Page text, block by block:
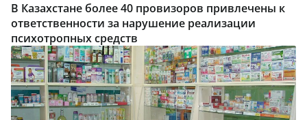
В Казахстане более 40 провизоров привлечены к
ответственности за нарушение реализации
психотропных средств